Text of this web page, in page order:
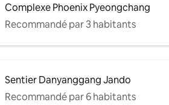
Complexe Phoenix Pyeongchang
Recommandé par 3 habitants
Sentier Danyanggang Jando
Recommandé par 6 habitants